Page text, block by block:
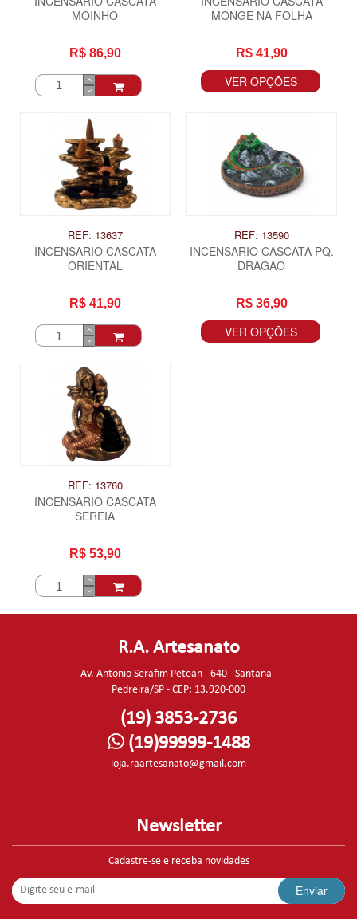
MOINHO
R$ 86,90
MONGE NA FOLHA
R$ 41,90
VER OPÇÕES
REF: 13637
INCENSARIO CASCATA
ORIENTAL
R$ 41,90
REF: 13590
INCENSARIO CASCATA PQ.
DRAGAO
R$ 36,90
VER OPÇÕES
REF: 13760
INCENSARIO CASCATA
SEREIA
R$ 53,90
R.A. Artesanato
Av. Antonio Serafim Petean - 640 - Santana -
Pedreira/SP - CEP: 13.920-000
(19) 3853-2736
(19)99999-1488
loja.raartesanato@gmail.com
Newsletter
Cadastre-se e receba novidades
Enviar